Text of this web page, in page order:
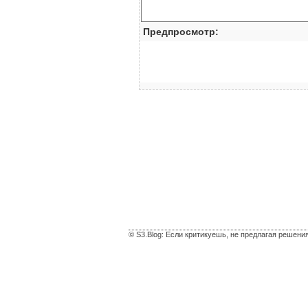
Предпросмотр:
© S3.Blog: Если критикуешь, не предлагая